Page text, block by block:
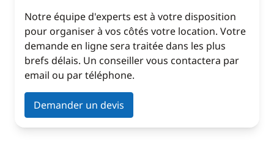
Notre équipe d'experts est à votre disposition
pour organiser à vos côtés votre location. Votre
demande en ligne sera traitée dans les plus
brefs délais. Un conseiller vous contactera par
email ou par téléphone.
Demander un devis